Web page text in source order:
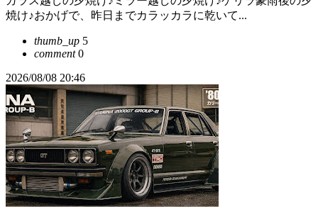
焼け♪おかげで、昨日までカラッカラに乾いて...
thumb_up 5
comment0
2026/08/08 20:46